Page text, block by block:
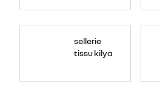
sellerie
tissu kilya